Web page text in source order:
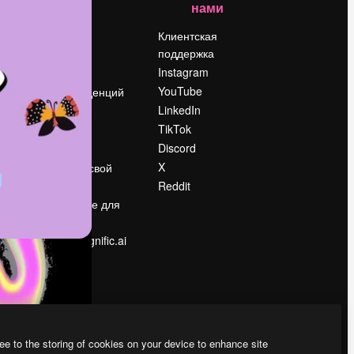
Поиск тенденций
Блог
События
Продайте свой
Помещение для
Ищете magnific.ai
нами
Клиентская
поддержка
Instagram
YouTube
LinkedIn
TikTok
Discord
X
Reddit
to the storing of cookies on your device to enhance site